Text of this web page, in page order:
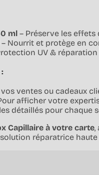
ml – Préserve les effets
– Nourrit et protège en
UV &
ventes ou cadeaux
afficher votre
détaillés pour chaque
Capillaire à votre carte,
réparatrice